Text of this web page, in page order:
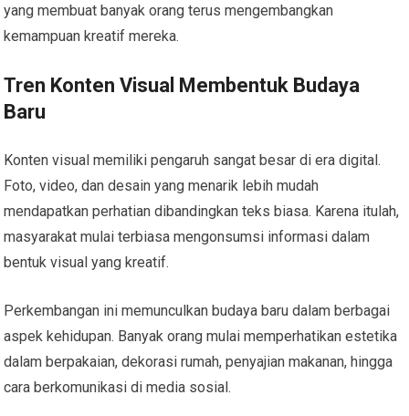
yang membuat banyak orang terus mengembangkan
kemampuan kreatif mereka.
Tren Konten Visual Membentuk Budaya
Baru
Konten visual memiliki pengaruh sangat besar di era digital.
Foto, video, dan desain yang menarik lebih mudah
mendapatkan perhatian dibandingkan teks biasa. Karena itulah,
masyarakat mulai terbiasa mengonsumsi informasi dalam
bentuk visual yang kreatif.
Perkembangan ini memunculkan budaya baru dalam berbagai
aspek kehidupan. Banyak orang mulai memperhatikan estetika
dalam berpakaian, dekorasi rumah, penyajian makanan, hingga
cara berkomunikasi di media sosial.